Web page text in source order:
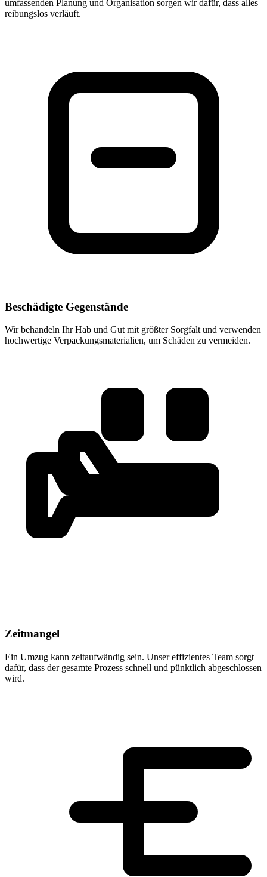
umfassenden Planung und Organisation sorgen wir dafür, dass alles
reibungslos verläuft.
Beschädigte Gegenstände
Wir behandeln Ihr Hab und Gut mit größter Sorgfalt und verwenden
hochwertige Verpackungsmaterialien, um Schäden zu vermeiden.
Zeitmangel
Ein Umzug kann zeitaufwändig sein. Unser effizientes Team sorgt
dafür, dass der gesamte Prozess schnell und pünktlich abgeschlossen
wird.